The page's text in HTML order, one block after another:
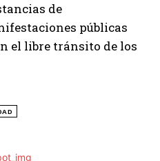
de
públicas
el libre tránsito de los